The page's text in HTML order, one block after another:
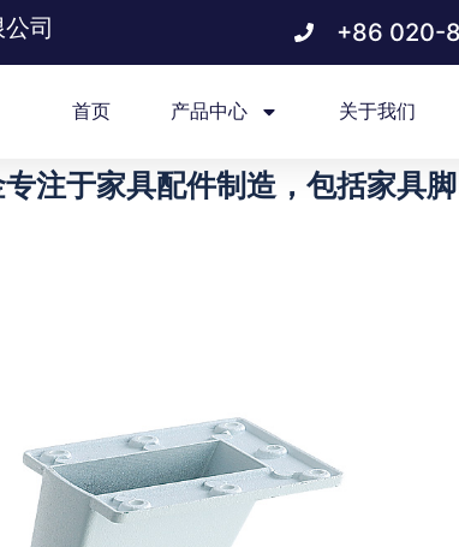
司 +86 020-
首页 产品中心 关于我们
注于家具配件制造，包括家具